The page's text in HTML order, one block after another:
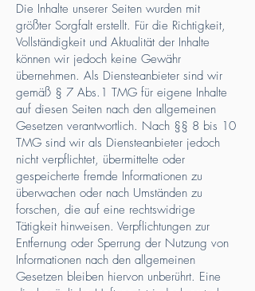
Die Inhalte unserer Seiten wurden mit
größter Sorgfalt erstellt. Für die Richtigkeit,
Vollständigkeit und Aktualität der Inhalte
können wir jedoch keine Gewähr
übernehmen. Als Diensteanbieter sind wir
gemäß § 7 Abs.1 TMG für eigene Inhalte
auf diesen Seiten nach den allgemeinen
Gesetzen verantwortlich. Nach §§ 8 bis 10
TMG sind wir als Diensteanbieter jedoch
nicht verpflichtet, übermittelte oder
gespeicherte fremde Informationen zu
überwachen oder nach Umständen zu
forschen, die auf eine rechtswidrige
Tätigkeit hinweisen. Verpflichtungen zur
Entfernung oder Sperrung der Nutzung von
Informationen nach den allgemeinen
Gesetzen bleiben hiervon unberührt. Eine